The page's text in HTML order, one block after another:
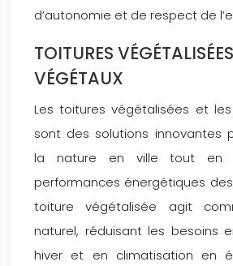
d’autonomie et de respect de
TOITURES
VÉGÉTAUX
Les toitures végétalisées et
sont des solutions innovantes
la nature en ville tout en
performances énergétiques
toiture végétalisée agit
naturel, réduisant les besoins
hiver et en climatisation en